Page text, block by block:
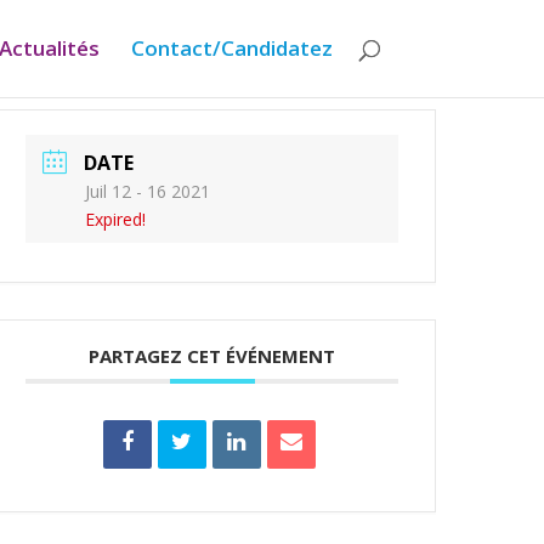
Contact/Candidatez
DATE
Juil 12 - 16 2021
Expired!
PARTAGEZ CET ÉVÉNEMENT